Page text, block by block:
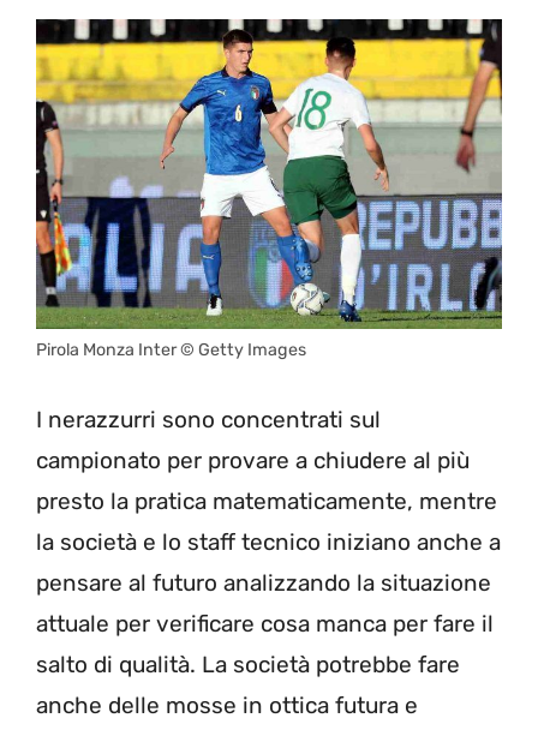
Pirola Monza Inter © Getty Images
I nerazzurri sono concentrati sul
campionato per provare a chiudere al più
presto la pratica matematicamente, mentre
la società e lo staff tecnico iniziano anche a
pensare al futuro analizzando la situazione
attuale per verificare cosa manca per fare il
salto di qualità. La società potrebbe fare
anche delle mosse in ottica futura e